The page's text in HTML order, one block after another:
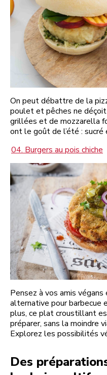
On peut débattre de la
poulet et pêches ne déçoit
grillées et de mozzarella
ont le goût de l’été : sucré
04. Burgers au pois chiche
Pensez à vos amis
alternative pour barbecue
plus, ce plat croustillant
préparer, sans la moindre
Explorez les possibilités
Des